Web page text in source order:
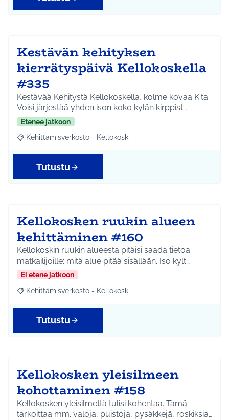
Kestävän kehityksen
kierrätyspäivä Kellokoskella
#335
Kestävää Kehitystä Kellokoskella, kolme kovaa K:ta.
Voisi järjestää yhden ison koko kylän kirppist…
Etenee jatkoon
Rajaa tulokset aihepiirin mukaan: Kehittämisverkosto -
Kehittämisverkosto - Kellokoski
Tutustu
Kellokosken ruukin alueen
kehittäminen #160
Kellokoskin ruukin alueesta pitäisi saada tietoa
matkailijoille: mitä alue pitää sisällään. Iso kylt…
Ei etene jatkoon
Rajaa tulokset aihepiirin mukaan: Kehittämisverkosto -
Kehittämisverkosto - Kellokoski
Tutustu
Kellokosken yleisilmeen
kohottaminen #158
Kellokosken yleisilmettä tulisi kohentaa. Tämä
tarkoittaa mm. valoja, puistoja, pysäkkejä, roskiksia…